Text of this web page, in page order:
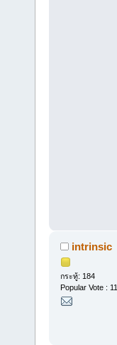
intrinsic
กระทู้: 184
Popular Vote : 11